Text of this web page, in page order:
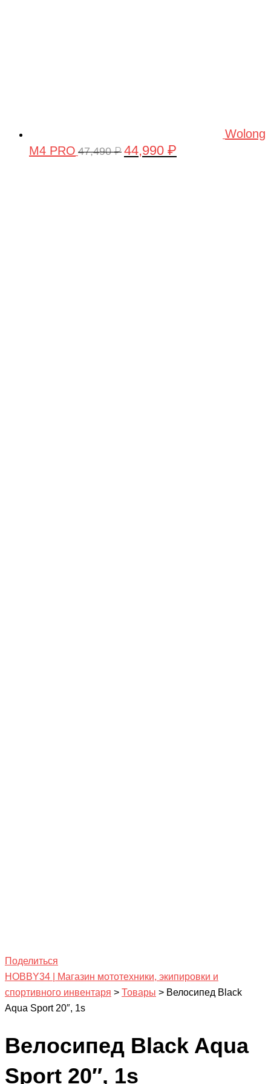
Wolong
M4 PRO 47,490₽ Первоначальная
44,990 ₽
Поделиться
HOBBY34 | Магазин мототехники, экипировки и
спортивного инвентаря > Товары > Велосипед Black
Aqua Sport 20″, 1s
Велосипед Black Aqua
Sport 20″, 1s